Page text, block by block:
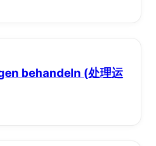
behandeln (处理运